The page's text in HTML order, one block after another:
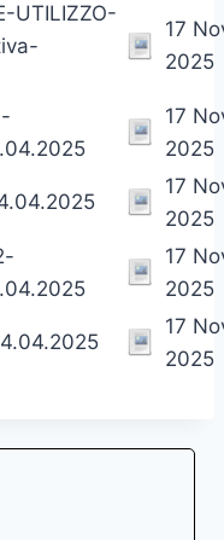
UTILIZZO-
17
2025
17
2025
17
2025
17
2025
17
2025